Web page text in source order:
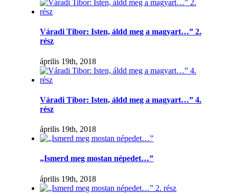
Váradi Tibor: Isten, áldd meg a magyart…” 2.
rész
április 19th, 2018
Váradi Tibor: Isten, áldd meg a magyart…” 4.
rész
április 19th, 2018
„Ismerd meg mostan népedet…”
április 19th, 2018